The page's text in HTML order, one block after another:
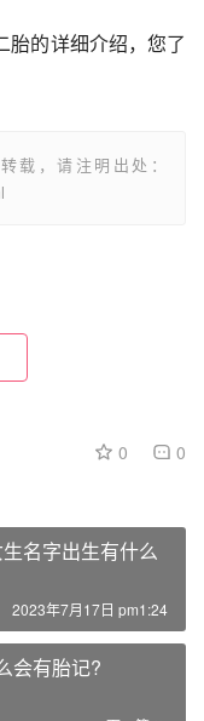
胎的详细介绍，您了
载，请注明出处：
0 0
名字出生有什么
2023年7月17日 pm1:24
会有胎记?